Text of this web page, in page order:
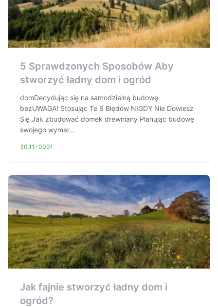
5 Sprawdzonych Sposobów Aby
stworzyć ładny dom i ogród
domDecydując się na samodzielną budowę
bezUWAGA! Stosując Te 6 Błędów NIGDY Nie Dowiesz
Się Jak zbudować domek drewniany Planując budowę
swojego wymar...
30.11.-0001
Jak fajnie stworzyć ładny dom i
ogród?